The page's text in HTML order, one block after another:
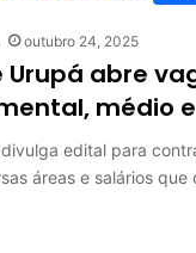
outubro 24, 2025
Urupá abre
médio
edital para
áreas e salários que